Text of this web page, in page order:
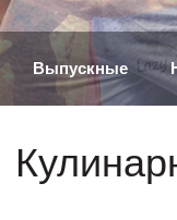
Выпускные